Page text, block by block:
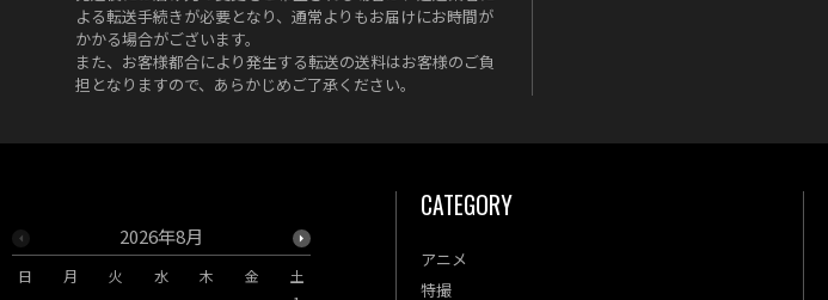
よる転送手続きが必要となり、通常よりもお届けにお時間が
かかる場合がございます。
また、お客様都合により発生する転送の送料はお客様のご負
担となりますので、あらかじめご了承ください。
2026年8月
日 月 火 水 木 金
土
CATEGORY
アニメ
特撮